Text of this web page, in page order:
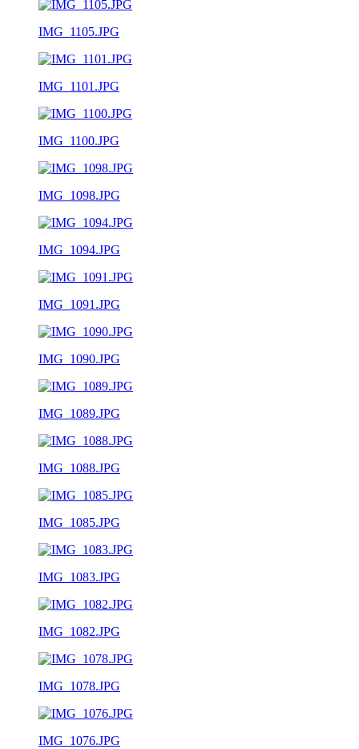
IMG_1105.JPG
IMG_1101.JPG
IMG_1100.JPG
IMG_1098.JPG
IMG_1094.JPG
IMG_1091.JPG
IMG_1090.JPG
IMG_1089.JPG
IMG_1088.JPG
IMG_1085.JPG
IMG_1083.JPG
IMG_1082.JPG
IMG_1078.JPG
IMG_1076.JPG